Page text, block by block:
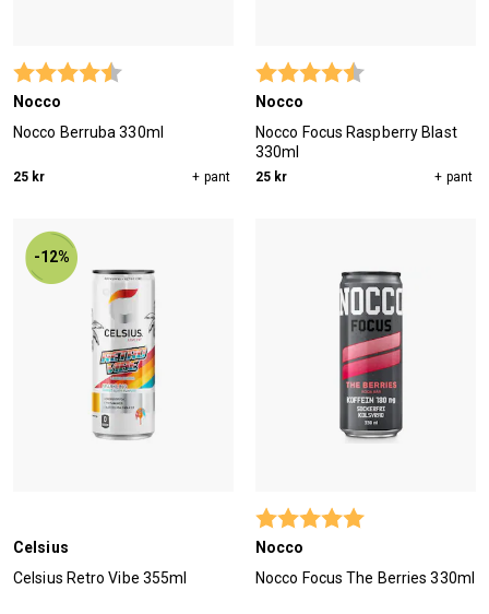
Betyg: 4.5 utav 5 stjärnor
Nocco
Nocco Berruba 330ml
25 kr + pant
Betyg:
Nocco
Nocco Focus Raspberry Blast
330ml
25 kr + pant
-12%
Celsius
Celsius Retro Vibe 355ml
Betyg:
Nocco
Nocco Focus The Berries 330ml